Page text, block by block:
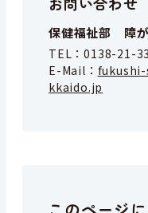
保健福祉部 障
TEL：0138-21-
E-Mail：
kkaido.jp